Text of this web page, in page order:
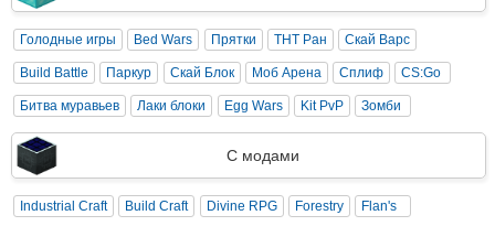
Голодные игры Bed Wars Прятки ТНТ Ран Скай Варс
Build Battle Паркур Скай Блок Моб Арена Сплиф CS:Go
Битва муравьев Лаки блоки Egg Wars Kit PvP Зомби
С модами
Industrial Craft Build Craft Divine RPG Forestry Flan's